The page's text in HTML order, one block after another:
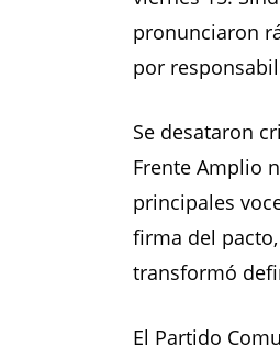
pronunciaron
por
Se desataron
Frente Amplio
principales
firma del
transformó
El Partido